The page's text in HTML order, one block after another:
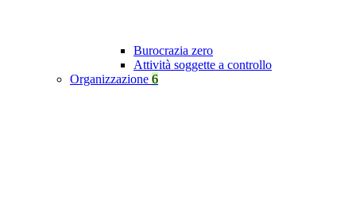
Burocrazia zero
Attività soggette a controllo
Organizzazione 6